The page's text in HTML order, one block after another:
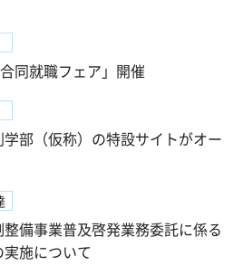
同就職フェア」開催
部（仮称）の特設サイトがオー
備事業普及啓発業務委託に係る
施について